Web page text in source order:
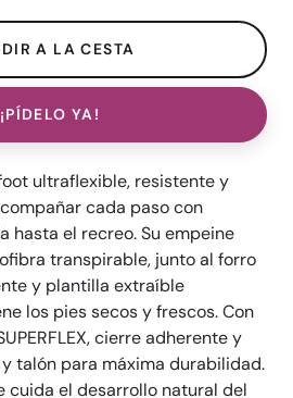
¡PÍDELO YA!
ultraflexible, resistente y
cada paso con
hasta el recreo. Su empeine
transpirable, junto al forro
y plantilla extraíble
los pies secos y frescos. Con
cierre adherente y
talón para máxima durabilidad.
cuida el desarrollo natural del